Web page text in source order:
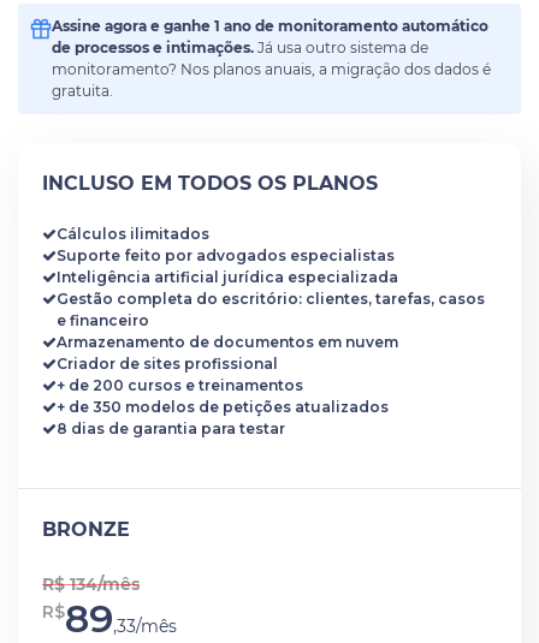
Assine agora e ganhe 1 ano de monitoramento automático
de processos e intimações. Já usa outro sistema de
monitoramento? Nos planos anuais, a migração dos dados é
gratuita.
INCLUSO EM TODOS OS PLANOS
Cálculos ilimitados
Suporte feito por advogados especialistas
Inteligência artificial jurídica especializada
Gestão completa do escritório: clientes, tarefas, casos
e financeiro
Armazenamento de documentos em nuvem
Criador de sites profissional
+ de 200 cursos e treinamentos
+ de 350 modelos de petições atualizados
8 dias de garantia para testar
BRONZE
R$ 134/mês
R$89,33/mês